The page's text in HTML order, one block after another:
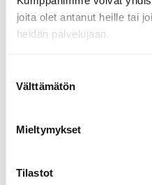
joita olet antanut heille tai
heidän palvelujaan.
valinta
Välttämätön
Mieltymykset
Tilastot
Tuomariraportti
Open 2026, 14.-